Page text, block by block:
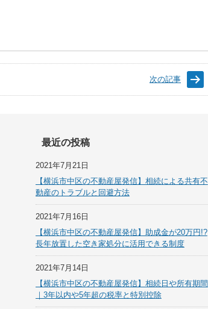
次の記事
最近の投稿
2021年7月21日
【横浜市中区の不動産屋発信】相続による共有不
動産のトラブルと回避方法
2021年7月16日
【横浜市中区の不動産屋発信】助成金が20万円!?
長年放置した空き家処分に活用できる制度
2021年7月14日
【横浜市中区の不動産屋発信】相続日や所有期間
｜3年以内や5年超の税率と特別控除